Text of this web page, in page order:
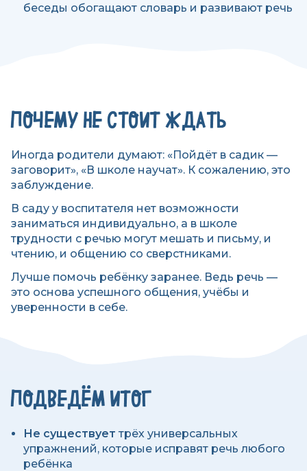
беседы обогащают словарь и развивают речь
ПОЧЕМУ НЕ СТОИТ ЖДАТЬ
Иногда родители думают: «Пойдёт в садик —
заговорит», «В школе научат». К сожалению, это
заблуждение.
В саду у воспитателя нет возможности
заниматься индивидуально, а в школе
трудности с речью могут мешать и письму, и
чтению, и общению со сверстниками.
Лучше помочь ребёнку заранее. Ведь речь —
это основа успешного общения, учёбы и
уверенности в себе.
ПОДВЕДЁМ ИТОГ
Не существует трёх универсальных
упражнений, которые исправят речь любого
ребёнка